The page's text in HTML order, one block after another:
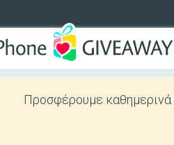
Προσφέρουμε καθημερινά